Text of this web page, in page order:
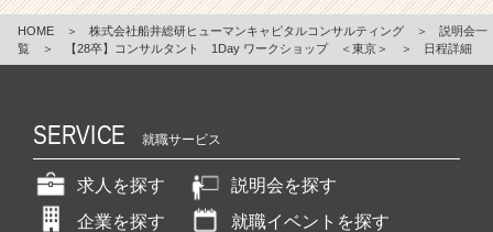
HOME ＞ 株式会社船井総研ヒューマンキャピタルコンサルティング ＞
説明会一
覧
＞ 【28卒】コンサルタント 1Day ワークショップ ＜東京＞ ＞ 日程詳細
SERVICE 就職サービス
求人を探す
説明会を探す
企業を探す
就職イベントを探す